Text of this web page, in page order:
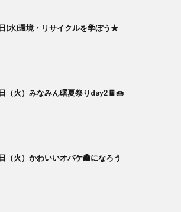
(水)環境・リサイクルを学ぼう★
（火）みなみん曙夏祭りday2🍫🍩
（火）かわいいオバケ👻になろう